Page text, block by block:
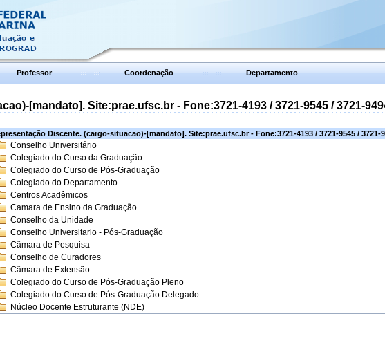
Professor Coordenação Departamento
[mandato]. Site:prae.ufsc.br - Fone:3721-4193 / 3721-9545 / 3721-
Discente. (cargo-situacao)-[mandato]. Site:prae.ufsc.br - Fone:3721-4193 / 3721-9545 /
Conselho Universitário
Colegiado do Curso da Graduação
Colegiado do Curso de Pós-Graduação
Colegiado do Departamento
Centros Acadêmicos
Camara de Ensino da Graduação
Conselho da Unidade
Conselho Universitario - Pós-Graduação
Câmara de Pesquisa
Conselho de Curadores
Câmara de Extensão
Colegiado do Curso de Pós-Graduação Pleno
Colegiado do Curso de Pós-Graduação Delegado
Núcleo Docente Estruturante (NDE)